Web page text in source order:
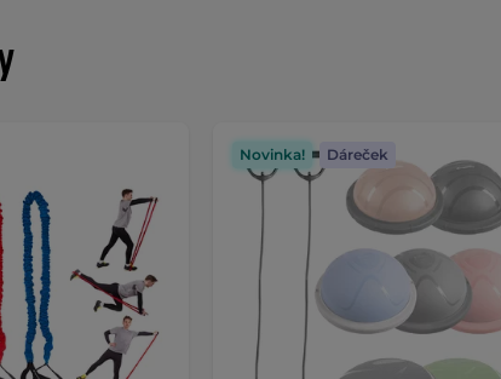
Novinka! Dáreček